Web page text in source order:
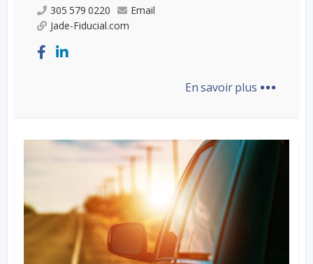
305 579 0220
Email
Jade-Fiducial.com
En savoir plus ...